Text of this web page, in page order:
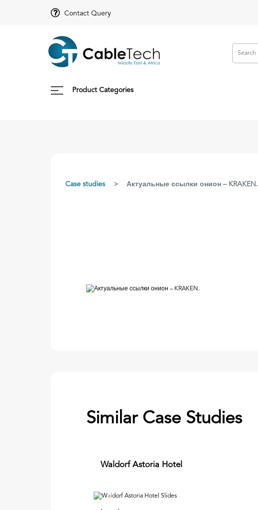
Contact Query
Product Categories
Case studies Актуальные ссылки онион – KRAKEN.
Similar Case Studies
Waldorf Astoria Hotel